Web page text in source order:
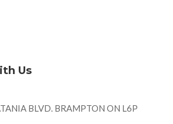
Us
BLVD. BRAMPTON ON L6P